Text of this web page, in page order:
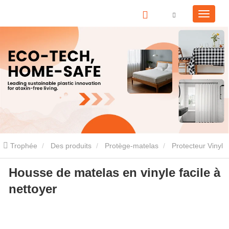
Trophée Des produits Protège-matelas Protecteur Vinyl
Matterss Housse de matelas en vinyle facile à nettoyer
Housse de matelas en vinyle facile à
nettoyer